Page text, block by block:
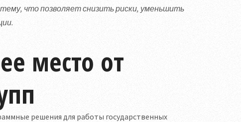
что позволяет снизить риски, уменьшить
место от
решения для работы государственных